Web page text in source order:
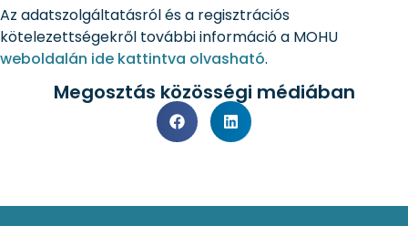
Az adatszolgáltatásról és a regisztrációs
kötelezettségekről további információ a MOHU
weboldalán ide kattintva olvasható.
Megosztás közösségi médiában